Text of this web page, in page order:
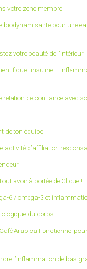
votre zone membre
biodynamisante pour une
votre beauté de l’intérieur
: insuline –
relation de confiance avec
de ton équipe
activité d’affiliation
avoir à portée de Clique !
6 / oméga-3 et
du corps
Arabica Fonctionnel
l’inflammation de bas